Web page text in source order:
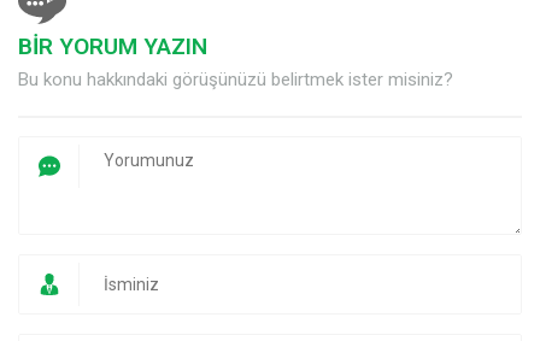
BİR YORUM YAZIN
Bu konu hakkındaki görüşünüzü belirtmek ister misiniz?